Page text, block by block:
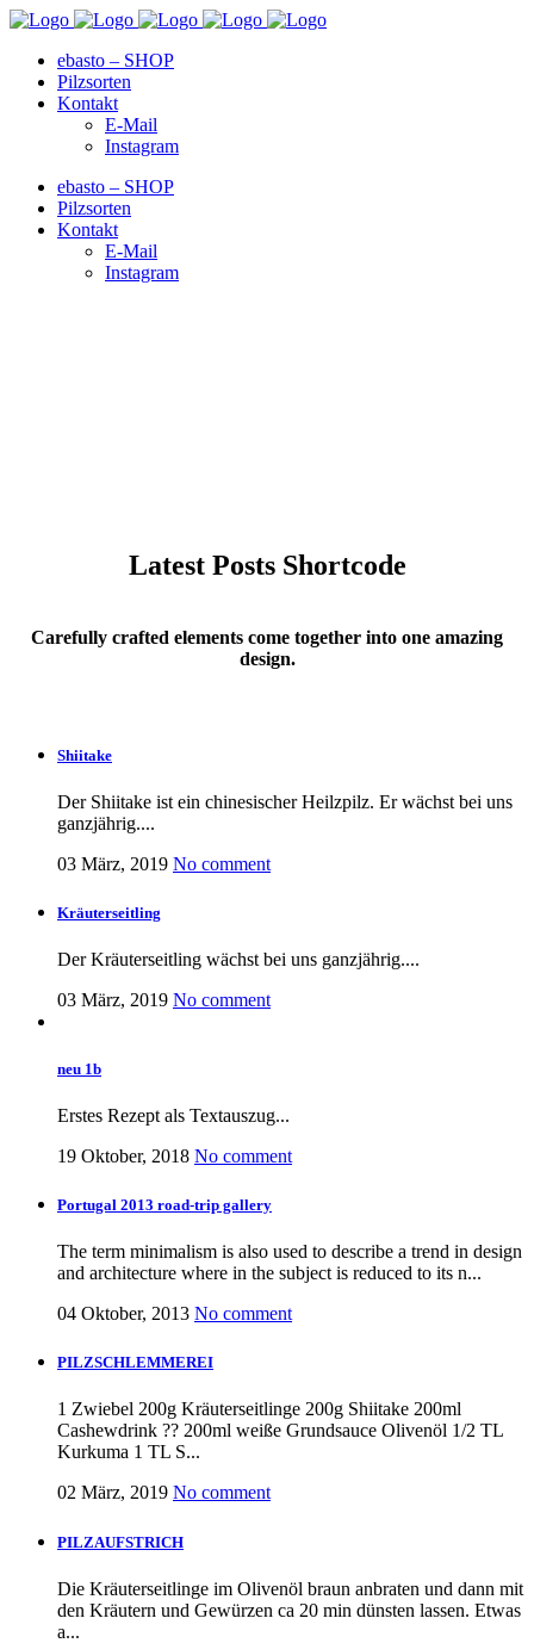
ebasto – SHOP
Pilzsorten
Kontakt
E-Mail
Instagram
ebasto – SHOP
Pilzsorten
Kontakt
E-Mail
Instagram
Latest Posts Shortcode
Carefully crafted elements come together into one amazing
design.
Shiitake
Der Shiitake ist ein chinesischer Heilzpilz. Er wächst bei uns
ganzjährig....
03 März, 2019 No comment
Kräuterseitling
Der Kräuterseitling wächst bei uns ganzjährig....
03 März, 2019 No comment
neu 1b
Erstes Rezept als Textauszug...
19 Oktober, 2018 No comment
Portugal 2013 road-trip gallery
The term minimalism is also used to describe a trend in design
and architecture where in the subject is reduced to its n...
04 Oktober, 2013 No comment
PILZSCHLEMMEREI
1 Zwiebel 200g Kräuterseitlinge 200g Shiitake 200ml
Cashewdrink ?? 200ml weiße Grundsauce Olivenöl 1/2 TL
Kurkuma 1 TL S...
02 März, 2019 No comment
PILZAUFSTRICH
Die Kräuterseitlinge im Olivenöl braun anbraten und dann mit
den Kräutern und Gewürzen ca 20 min dünsten lassen. Etwas
a...